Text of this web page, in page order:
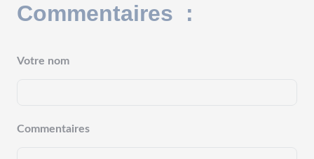
Commentaires :
Votre nom
Commentaires